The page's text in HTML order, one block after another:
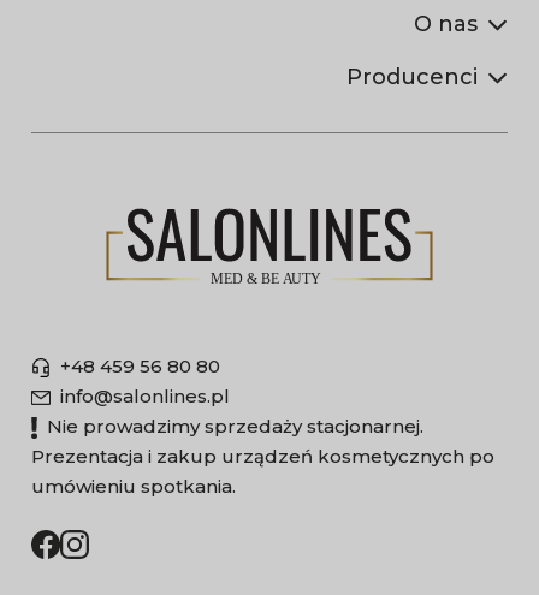
O nas
Producenci
+48 459 56 80 80
info@salonlines.pl
Nie prowadzimy sprzedaży stacjonarnej.
Prezentacja i zakup urządzeń kosmetycznych po
umówieniu spotkania.